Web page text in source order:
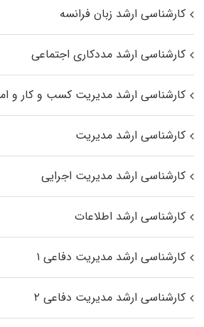
کارشناسی ارشد زبان فرانسه
کارشناسی ارشد مددکاری اجتماعی
کارشناسی ارشد مدیریت کسب و کار و
کارشناسی ارشد مدیریت
کارشناسی ارشد مدیریت اجرایی
کارشناسی ارشد اطلاعات
کارشناسی ارشد مدیریت دفاعی ۱
کارشناسی ارشد مدیریت دفاعی ۲